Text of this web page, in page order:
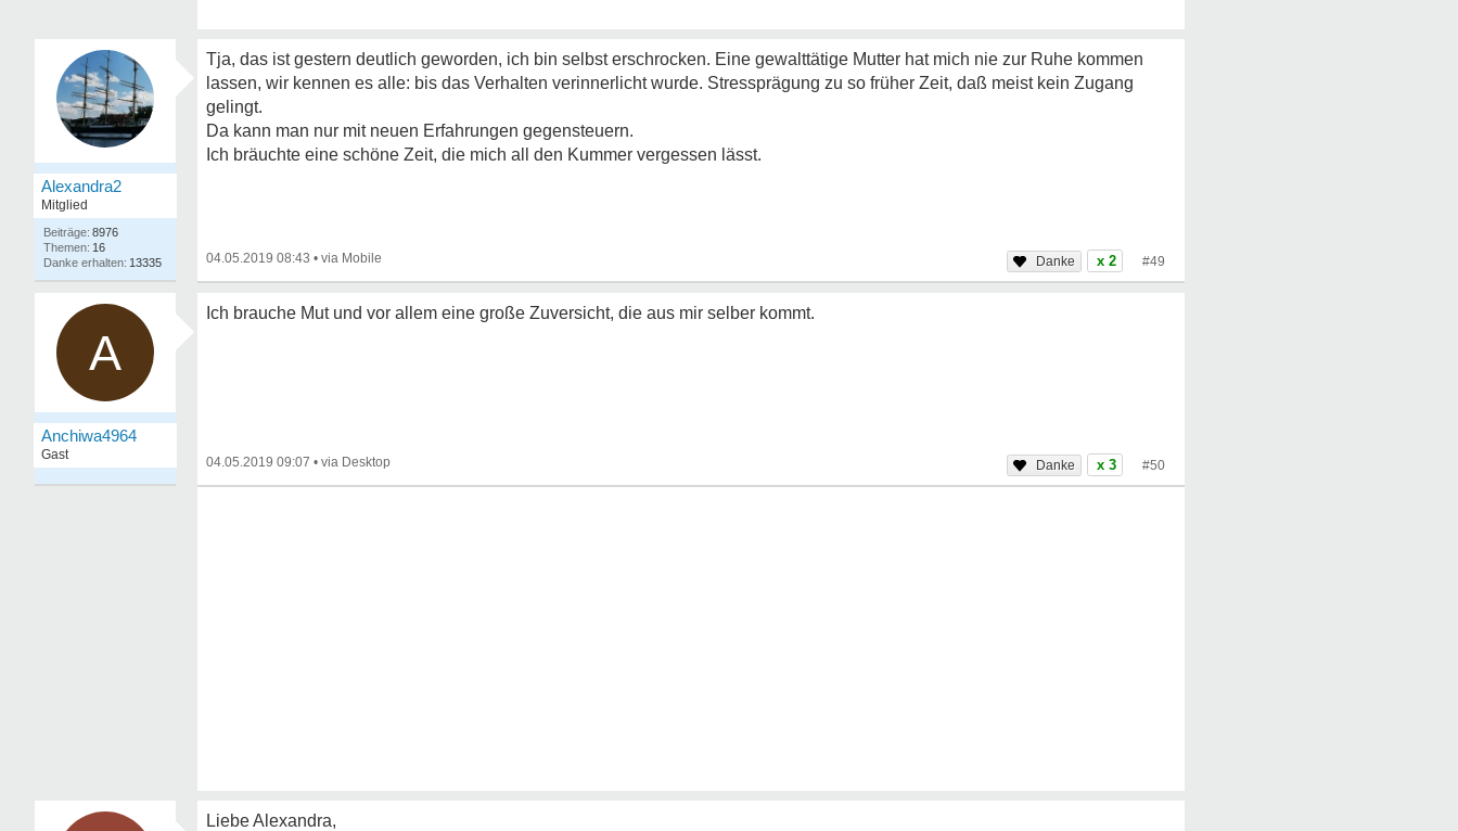
Alexandra2
Mitglied
8976
16
13335
Tja, das ist gestern deutlich geworden, ich bin selbst erschrocken. Eine gewalttätige Mutter hat mich nie zur Ruhe kommen
lassen, wir kennen es alle: bis das Verhalten verinnerlicht wurde. Stressprägung zu so früher Zeit, daß meist kein Zugang
gelingt.
Da kann man nur mit neuen Erfahrungen gegensteuern.
Ich bräuchte eine schöne Zeit, die mich all den Kummer vergessen lässt.
04.05.2019 08:43 • x 2 #49
A
Anchiwa4964
Gast
Ich brauche Mut und vor allem eine große Zuversicht, die aus mir selber kommt.
04.05.2019 09:07 • x 3 #50
Liebe Alexandra,